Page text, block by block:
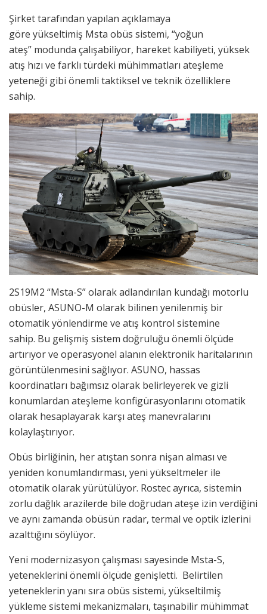
Şirket tarafından yapılan açıklamaya
göre yükseltimiş Msta obüs sistemi, “yoğun
ateş” modunda çalışabiliyor, hareket kabiliyeti, yüksek
atış hızı ve farklı türdeki mühimmatları ateşleme
yeteneği gibi önemli taktiksel ve teknik özelliklere
sahip.
2S19M2 “Msta-S” olarak adlandırılan kundağı motorlu
obüsler, ASUNO-M olarak bilinen yenilenmiş bir
otomatik yönlendirme ve atış kontrol sistemine
sahip. Bu gelişmiş sistem doğruluğu önemli ölçüde
artırıyor ve operasyonel alanın elektronik haritalarının
görüntülenmesini sağlıyor. ASUNO, hassas
koordinatları bağımsız olarak belirleyerek ve gizli
konumlardan ateşleme konfigürasyonlarını otomatik
olarak hesaplayarak karşı ateş manevralarını
kolaylaştırıyor.
Obüs birliğinin, her atıştan sonra nişan alması ve
yeniden konumlandırması, yeni yükseltmeler ile
otomatik olarak yürütülüyor. Rostec ayrıca, sistemin
zorlu dağlık arazilerde bile doğrudan ateşe izin verdiğini
ve aynı zamanda obüsün radar, termal ve optik izlerini
azalttığını söylüyor.
Yeni modernizasyon çalışması sayesinde Msta-S,
yeteneklerini önemli ölçüde genişletti. Belirtilen
yeteneklerin yanı sıra obüs sistemi, yükseltilmiş
yükleme sistemi mekanizmaları, taşınabilir mühimmat